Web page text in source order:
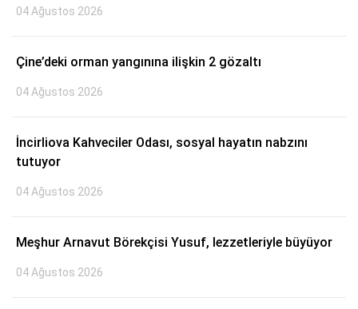
04 Ağustos 2026
Çine’deki orman yangınına ilişkin 2 gözaltı
04 Ağustos 2026
İncirliova Kahveciler Odası, sosyal hayatın nabzını
tutuyor
04 Ağustos 2026
Meşhur Arnavut Börekçisi Yusuf, lezzetleriyle büyüyor
04 Ağustos 2026